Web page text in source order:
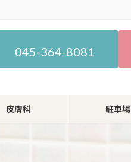
045-364-8081
皮膚科 駐車場